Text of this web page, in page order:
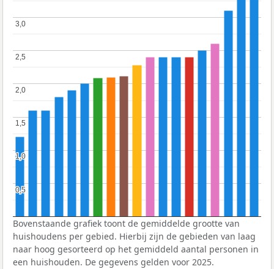
0,5
0,5
1,0
1,0
1,5
1,5
2,0
2,0
2,5
2,5
3,0
3,0
Bovenstaande grafiek toont de gemiddelde grootte van
huishoudens per gebied. Hierbij zijn de gebieden van laag
naar hoog gesorteerd op het gemiddeld aantal personen in
een huishouden. De gegevens gelden voor 2025.